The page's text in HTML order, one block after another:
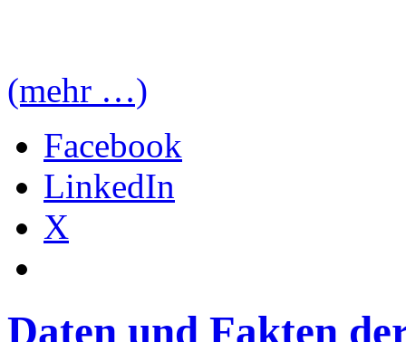
(mehr …)
Facebook
LinkedIn
X
Daten und Fakten